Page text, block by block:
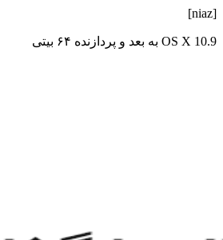
[niaz]
OS X 10.9 به بعد و پردازنده ۶۴ بیتی